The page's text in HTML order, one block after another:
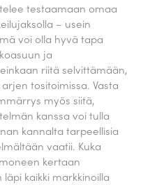
testaamaan omaa
– usein
voi olla hyvä tapa
ja
riitä selvittämään,
tositoimissa. Vasta
myös siitä,
kanssa voi tulla
kannalta tarpeellisia
vaatii. Kuka
kertaan
kaikki markkinoilla